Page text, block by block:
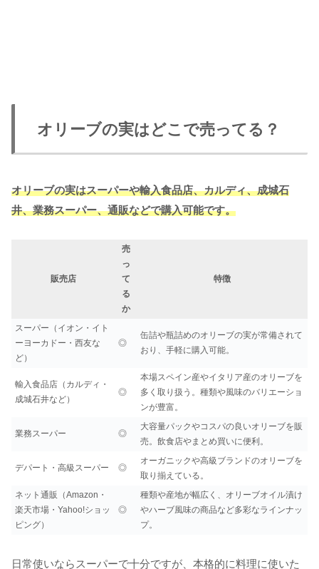
オリーブの実はどこで売ってる？
オリーブの実はスーパーや輸入食品店、カルディ、成城石
井、業務スーパー、通販などで購入可能です。
販売店
売
っ
て
る
か
特徴
スーパー（イオン・イト
ーヨーカドー・西友な
ど）
◎
缶詰や瓶詰めのオリーブの実が常備されて
おり、手軽に購入可能。
輸入食品店（カルディ・
成城石井など）
◎
本場スペイン産やイタリア産のオリーブを
多く取り扱う。種類や風味のバリエーショ
ンが豊富。
業務スーパー ◎
大容量パックやコスパの良いオリーブを販
売。飲食店やまとめ買いに便利。
デパート・高級スーパー ◎
オーガニックや高級ブランドのオリーブを
取り揃えている。
ネット通販（Amazon・
楽天市場・Yahoo!ショッ
ピング）
◎
種類や産地が幅広く、オリーブオイル漬け
やハーブ風味の商品など多彩なラインナッ
プ。
日常使いならスーパーで十分ですが、本格的に料理に使いた